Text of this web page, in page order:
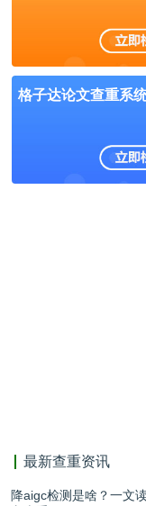
格子达论文查重系
最新查重资讯
降aigc检测是啥？一文